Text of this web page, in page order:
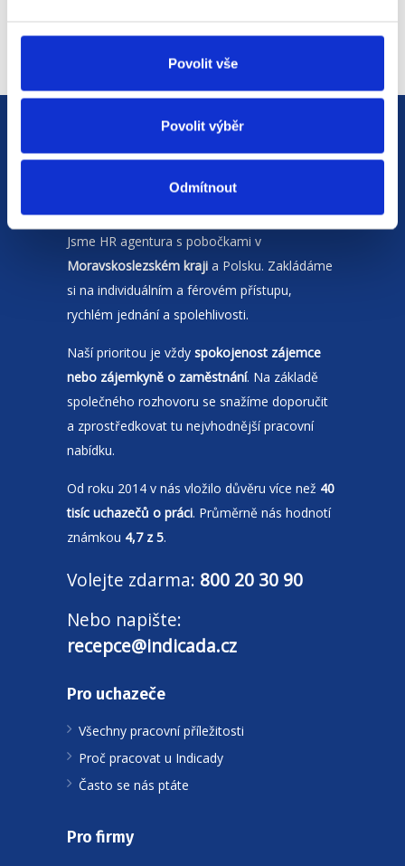
Povolit vše
Povolit výběr
Odmítnout
Jsme HR agentura s pobočkami v
Moravskoslezském kraji a Polsku. Zakládáme
si na individuálním a férovém přístupu,
rychlém jednání a spolehlivosti.
Naší prioritou je vždy spokojenost zájemce
nebo zájemkyně o zaměstnání. Na základě
společného rozhovoru se snažíme doporučit
a zprostředkovat tu nejvhodnější pracovní
nabídku.
Od roku 2014 v nás vložilo důvěru více než 40
tisíc uchazečů o práci. Průměrně nás hodnotí
známkou 4,7 z 5.
Volejte zdarma: 800 20 30 90
Nebo napište:
recepce@indicada.cz
Pro uchazeče
Všechny pracovní příležitosti
Proč pracovat u Indicady
Často se nás ptáte
Pro firmy